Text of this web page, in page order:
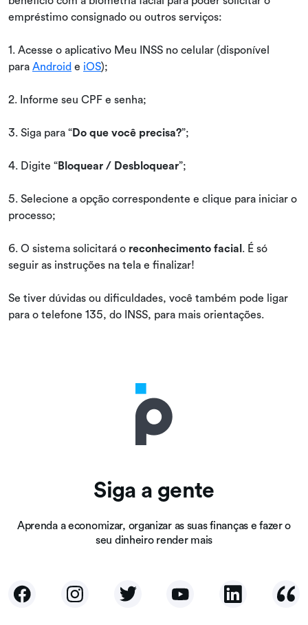
empréstimo consignado ou outros serviços:
1. Acesse o aplicativo Meu INSS no celular (disponível
para Android e iOS);
2. Informe seu CPF e senha;
3. Siga para “Do que você precisa?”;
4. Digite “Bloquear / Desbloquear”;
5. Selecione a opção correspondente e clique para iniciar o
processo;
6. O sistema solicitará o reconhecimento facial. É só
seguir as instruções na tela e finalizar!
Se tiver dúvidas ou dificuldades, você também pode ligar
para o telefone 135, do INSS, para mais orientações.
Siga a gente
Aprenda a economizar, organizar as suas finanças e fazer o
seu dinheiro render mais